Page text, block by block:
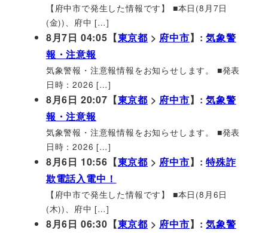
【府中市で発生した情報です】 ■本日(8月7日
(金))、府中 […]
8月7日 04:05【東京都 > 府中市】:気象警
報・注意報
気象警報・注意報情報をお知らせします。 ■発表
日時：2026 […]
8月6日 20:07【東京都 > 府中市】:気象警
報・注意報
気象警報・注意報情報をお知らせします。 ■発表
日時：2026 […]
8月6日 10:56【東京都 > 府中市】:特殊詐
欺電話入電中！
【府中市で発生した情報です】 ■本日(8月6日
(木))、府中 […]
8月6日 06:30【東京都 > 府中市】:気象警